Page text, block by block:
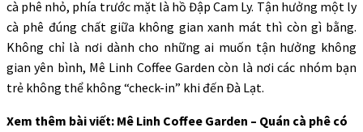
cà phê nhỏ, phía trước mặt là hồ Đập Cam Ly. Tận hưởng một ly
cà phê đúng chất giữa không gian xanh mát thì còn gì bằng.
Không chỉ là nơi dành cho những ai muốn tận hưởng không
gian yên bình, Mê Linh Coffee Garden còn là nơi các nhóm bạn
trẻ không thể không “check-in” khi đến Đà Lạt.
Xem thêm bài viết: Mê Linh Coffee Garden – Quán cà phê có